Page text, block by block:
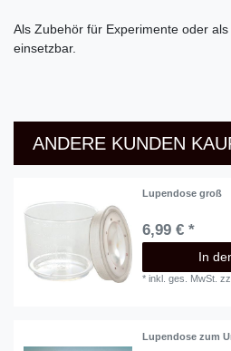
Als Zubehör für Experimente oder
einsetzbar.
ANDERE KUNDEN
Lupendose groß
6,99 € *
In
*inkl. ges. MwSt.
Lupendose zum